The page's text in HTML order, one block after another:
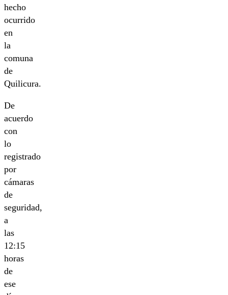
hecho
ocurrido
en
la
comuna
de
Quilicura.
De
acuerdo
con
lo
registrado
por
cámaras
de
seguridad,
a
las
12:15
horas
de
ese